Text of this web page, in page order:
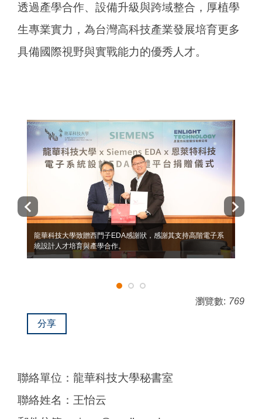
透過產學合作、設備升級與跨域整合，厚植學
生專業實力，為台灣高科技產業發展培育更多
具備國際視野與實戰能力的優秀人才。
龍華科技大學致贈西門子EDA感謝狀，感謝其支持高階電子系
統設計人才培育與產學合作。
瀏覽數: 769
分享
聯絡單位：龍華科技大學秘書室
聯絡姓名：王怡云